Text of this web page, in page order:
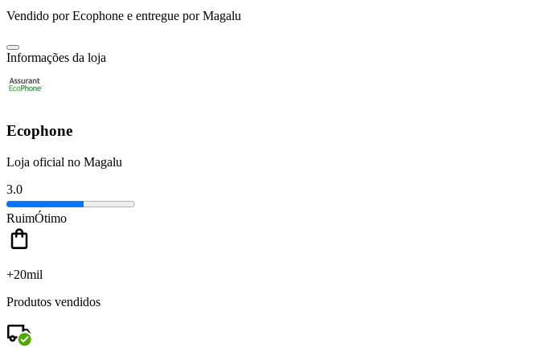
Vendido porEcophone e entregue por Magalu
Informações da loja
Ecophone
Loja oficial no Magalu
3.0
RuimÓtimo
+20mil
Produtos vendidos